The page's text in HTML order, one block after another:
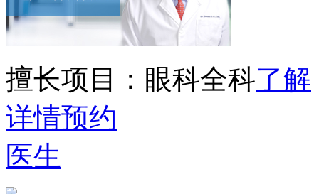
擅长项目： 眼科全科了解
详情预约
医生